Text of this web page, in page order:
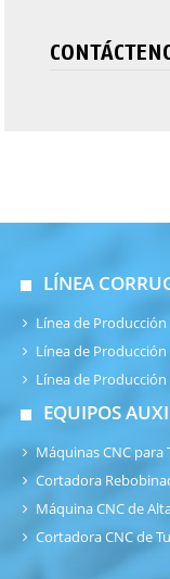
LÍNEA
Línea de
Línea de
Línea de
EQUIPOS
Máquinas CNC para
Cortadora
Máquina CNC de
Cortadora CNC de